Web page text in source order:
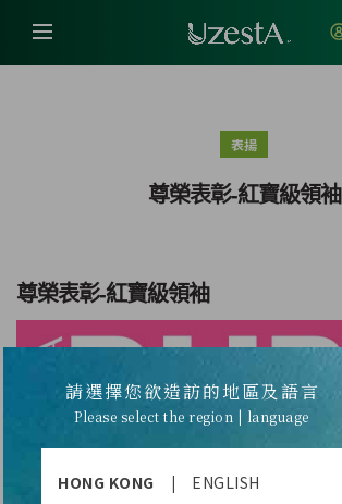
表揚
尊榮表彰-紅寶級領袖
尊榮表彰-紅寶級領袖
請選擇您欲造訪的地區及語言
Please select the region | language
HONG KONG | ENGLISH